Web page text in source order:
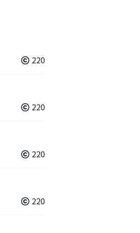
220
220
220
220